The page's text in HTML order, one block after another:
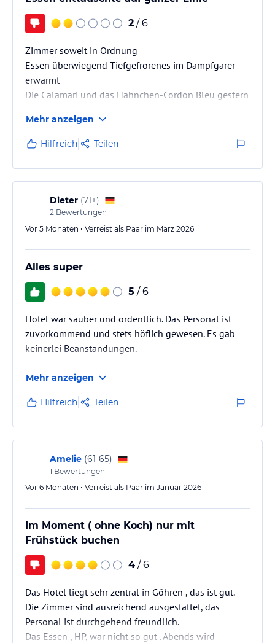
2 / 6
Zimmer soweit in Ordnung
Essen überwiegend Tiefgefrorenes im Dampfgarer
erwärmt
Die Calamari und das Hähnchen-Cordon Bleu gestern
Das einzige Gewürz in der Küche scheint Knoblauch
zu sein
Saucen und Nachspeisen instant aus der Tüte
Mehr anzeigen
Hilfreich Teilen
Dieter (71+)
2 Bewertungen
Vor 5 Monaten • Verreist als Paar im März 2026
Alles super
5 / 6
Hotel war sauber und ordentlich. Das Personal ist
zuvorkommend und stets höflich gewesen. Es gab
keinerlei Beanstandungen.
Mehr anzeigen
Hilfreich Teilen
Amelie (61-65)
1 Bewertungen
Vor 6 Monaten • Verreist als Paar im Januar 2026
Im Moment ( ohne Koch) nur mit
Frühstück buchen
4 / 6
Das Hotel liegt sehr zentral in Göhren , das ist gut.
Die Zimmer sind ausreichend ausgestattet, das
Personal ist durchgehend freundlich.
Das Essen , HP, war nicht so gut . Abends wird